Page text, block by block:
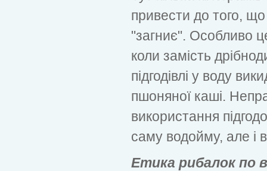
привести до того,
"загниє". Особливо
коли замість
підгодівлі у воду
пшоняної каші.
використання
саму водойму, але і
Етика рибалок по